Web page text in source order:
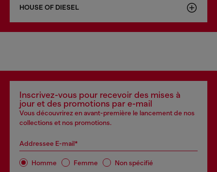
HOUSE OF DIESEL
Inscrivez-vous pour recevoir des mises à
jour et des promotions par e-mail
Vous découvrirez en avant-première le lancement de nos
collections et nos promotions.
Addressee E-mail*
Homme Femme Non spécifié